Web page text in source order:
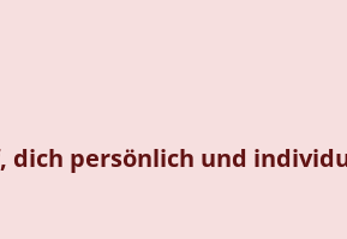
dich persönlich und